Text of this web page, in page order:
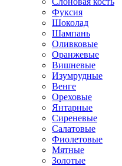
Фуксия
Шоколад
Шампань
Оливковые
Оранжевые
Вишневые
Изумрудные
Венге
Ореховые
Янтарные
Сиреневые
Салатовые
Фиолетовые
Мятные
Золотые